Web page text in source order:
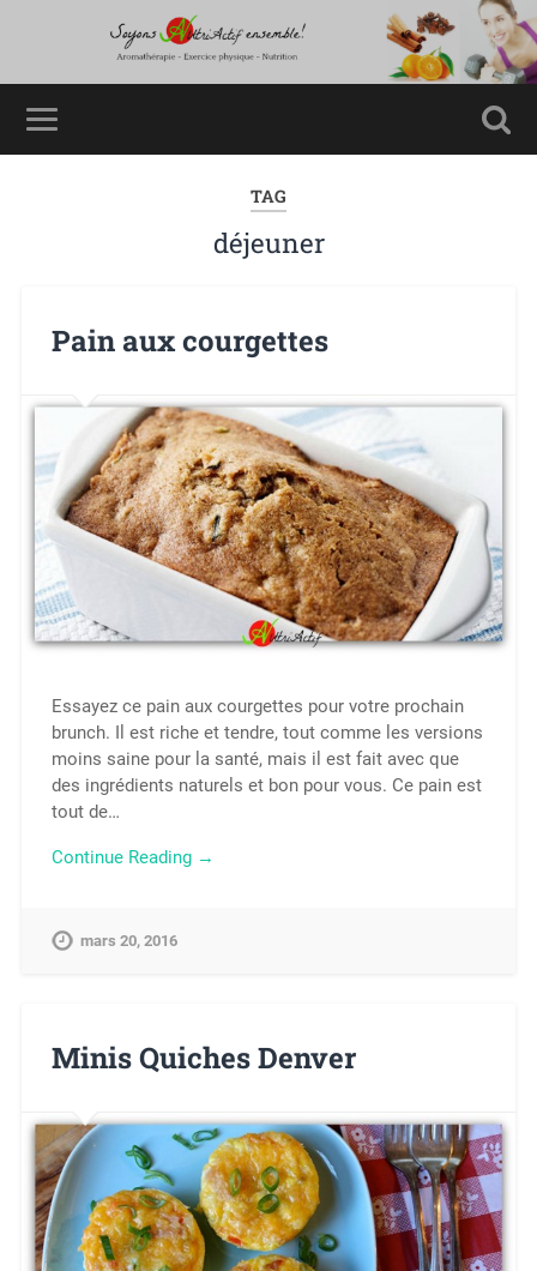
TAG
déjeuner
Pain aux courgettes
Essayez ce pain aux courgettes pour votre prochain
brunch. Il est riche et tendre, tout comme les versions
moins saine pour la santé, mais il est fait avec que
des ingrédients naturels et bon pour vous. Ce pain est
tout de…
Continue Reading →
mars 20, 2016
Minis Quiches Denver